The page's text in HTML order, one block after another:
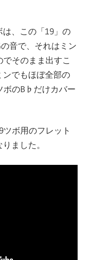
、この「19」の
音で、それはミン
そのまま出すこ
ンでもほぼ全部の
ボのB♭だけカバー
ボ用のフレット
ました。